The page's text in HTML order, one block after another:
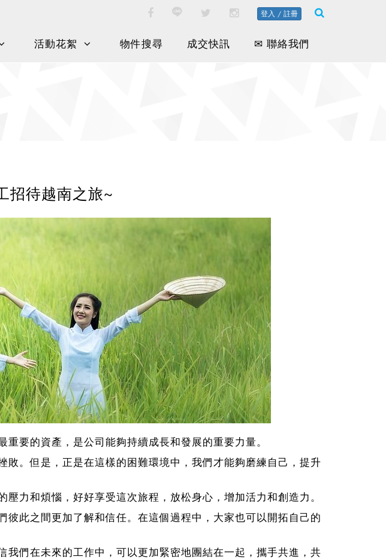
登入 / 註冊
活動花絮 物件搜尋 成交快訊 ✉ 聯絡我們
待越南之旅~
要的資產，是公司能夠持續成長和發展的重要力量。
。但是，正是在這樣的困難環境中，我們才能夠磨練自己，提升
力和煩惱，好好享受這次旅程，放松身心，增加活力和創造力。
此之間更加了解和信任。在這個過程中，大家也可以開拓自己的
們在未來的工作中，可以更加緊密地團結在一起，攜手共進，共